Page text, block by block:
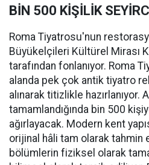
BİN 500 KİŞİLİK
Roma Tiyatrosu'nun
Büyükelçileri Kültürel Mirası
tarafından fonlanıyor. Roma
alanda pek çok antik tiyatro
alınarak titizlikle hazırlanıyor.
tamamlandığında bin 500
ağırlayacak. Modern kent
orijinal hâli tam olarak tahmin
bölümlerin fiziksel olarak